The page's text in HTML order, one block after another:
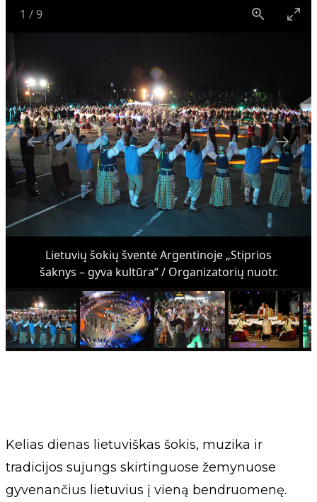
1 /9
Lietuvių šokių šventė Argentinoje „Stiprios
šaknys – gyva kultūra“ / Organizatorių nuotr.
Kelias dienas lietuviškas šokis, muzika ir
tradicijos sujungs skirtinguose žemynuose
gyvenančius lietuvius į vieną bendruomenę.